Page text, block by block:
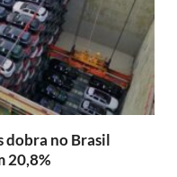
dobra no Brasil
20,8%